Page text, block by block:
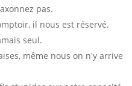
pas.
il nous est réservé.
seul.
même nous on n'y arrive